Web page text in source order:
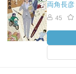
両角長彦
45